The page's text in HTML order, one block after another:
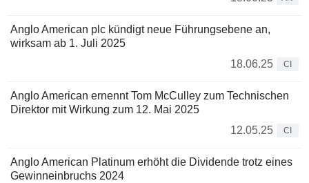
Anglo American plc kündigt neue Führungsebene an,
wirksam ab 1. Juli 2025
18.06.25
CI
Anglo American ernennt Tom McCulley zum Technischen
Direktor mit Wirkung zum 12. Mai 2025
12.05.25
CI
Anglo American Platinum erhöht die Dividende trotz eines
Gewinneinbruchs 2024